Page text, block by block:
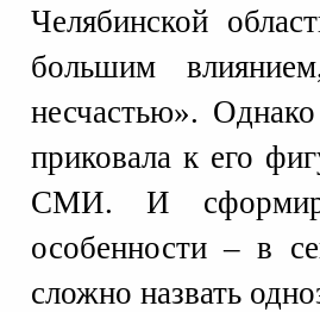
Челябинской
большим
несчастью».
приковала к его
СМИ. И
особенности – в
сложно назвать